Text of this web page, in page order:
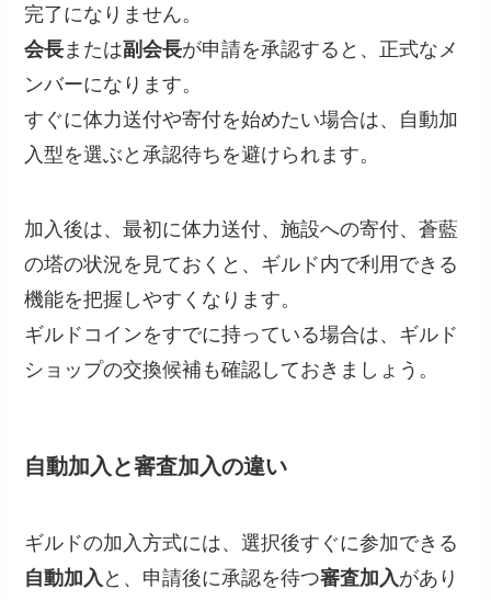
完了になりません。
会長または副会長が申請を承認すると、正式なメ
ンバーになります。
すぐに体力送付や寄付を始めたい場合は、自動加
入型を選ぶと承認待ちを避けられます。
加入後は、最初に体力送付、施設への寄付、蒼藍
の塔の状況を見ておくと、ギルド内で利用できる
機能を把握しやすくなります。
ギルドコインをすでに持っている場合は、ギルド
ショップの交換候補も確認しておきましょう。
自動加入と審査加入の違い
ギルドの加入方式には、選択後すぐに参加できる
自動加入 と、申請後に承認を待つ審査加入があり